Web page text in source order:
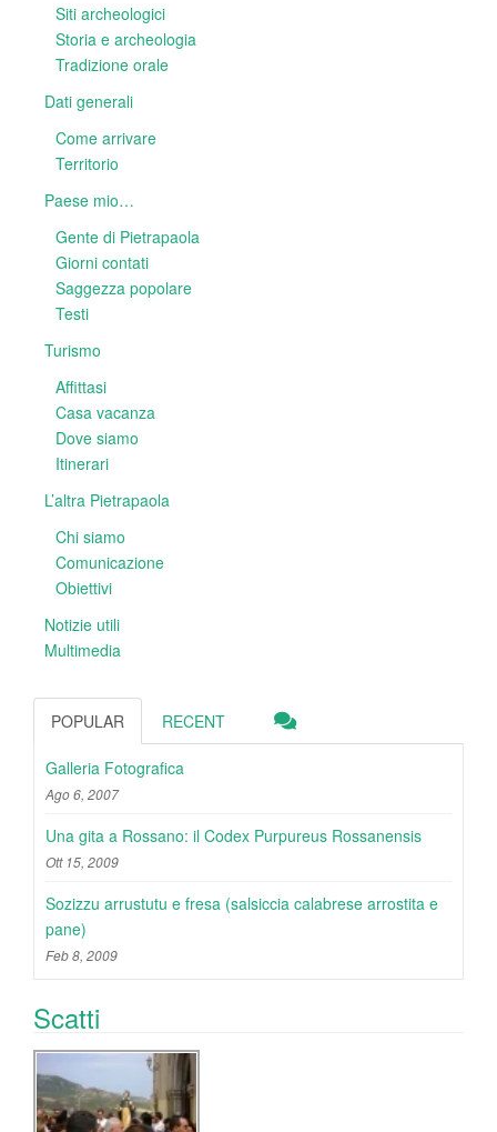
Siti archeologici
Storia e archeologia
Tradizione orale
Dati generali
Come arrivare
Territorio
Paese mio…
Gente di Pietrapaola
Giorni contati
Saggezza popolare
Testi
Turismo
Affittasi
Casa vacanza
Dove siamo
Itinerari
L’altra Pietrapaola
Chi siamo
Comunicazione
Obiettivi
Notizie utili
Multimedia
POPULAR RECENT
Galleria Fotografica
Ago 6, 2007
Una gita a Rossano: il Codex Purpureus Rossanensis
Ott 15, 2009
Sozizzu arrustutu e fresa (salsiccia calabrese arrostita e
pane)
Feb 8, 2009
Scatti